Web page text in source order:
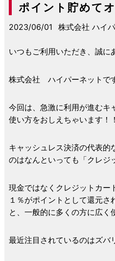
ポイント貯めて
2023/06/01 株式会社 ハイ
いつもご利用いただき、誠に
株式会社 ハイパーネットで
今回は、急激に利用が進むキ
使い方をおしえちゃいます！！
キャッシュレス決済の代表的
のはなんといっても「クレジ
現金ではなくクレジットカー
１％がポイントとして還元さ
と、一般的に多くの方に広く
最近注目されているのはズバ